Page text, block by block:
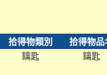
拾得物類別
拾得物品
鑰匙 鑰匙